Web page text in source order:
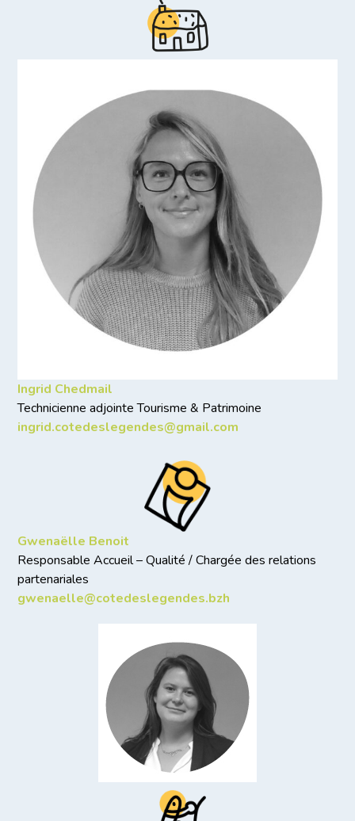
Ingrid Chedmail
Technicienne adjointe Tourisme & Patrimoine
ingrid.cotedeslegendes@gmail.com
Gwenaëlle Benoit
Responsable Accueil – Qualité / Chargée des relations
partenariales
gwenaelle@cotedeslegendes.bzh